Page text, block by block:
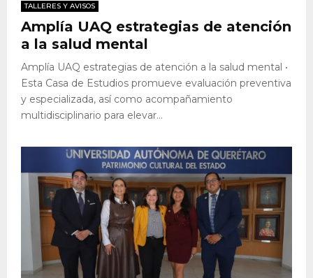
TALLERES Y AVISOS
Amplía UAQ estrategias de atención
a la salud mental
Amplía UAQ estrategias de atención a la salud mental •
Esta Casa de Estudios promueve evaluación preventiva
y especializada, así como acompañamiento
multidisciplinario para elevar...